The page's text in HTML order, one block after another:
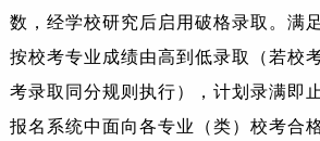
数，经学校研究后启用破格录取。满
按校考专业成绩由高到低录取（若校
考录取同分规则执行），计划录满即
报名系统中面向各专业（类）校考合